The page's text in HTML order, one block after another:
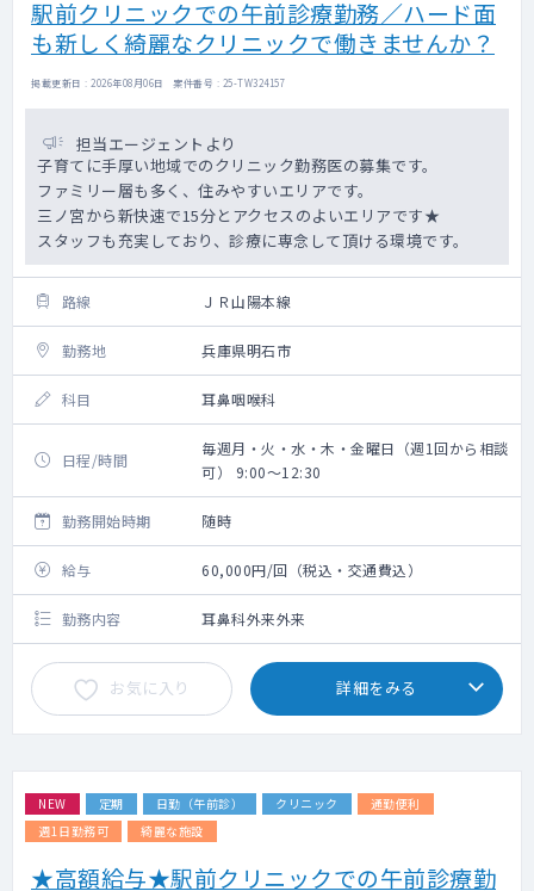
駅前クリニックでの午前診療勤務／ハード面
も新しく綺麗なクリニックで働きませんか？
掲載更新日 : 2026年08月06日 案件番号 : 25-TW324157
担当エージェントより
子育てに手厚い地域でのクリニック勤務医の募集です。
ファミリー層も多く、住みやすいエリアです。
三ノ宮から新快速で15分とアクセスのよいエリアです★
スタッフも充実しており、診療に専念して頂ける環境です。
路線 ＪＲ山陽本線
勤務地 兵庫県明石市
科目 耳鼻咽喉科
日程/時間
毎週月・火・水・木・金曜日（週1回から相談
可） 9:00～12:30
勤務開始時期 随時
給与 60,000円/回（税込・交通費込）
勤務内容 耳鼻科外来外来
お気に入り 詳細をみる
NEW 定期 日勤（午前診） クリニック
通勤便利
週1日勤務可
綺麗な施設
★高額給与★駅前クリニックでの午前診療勤